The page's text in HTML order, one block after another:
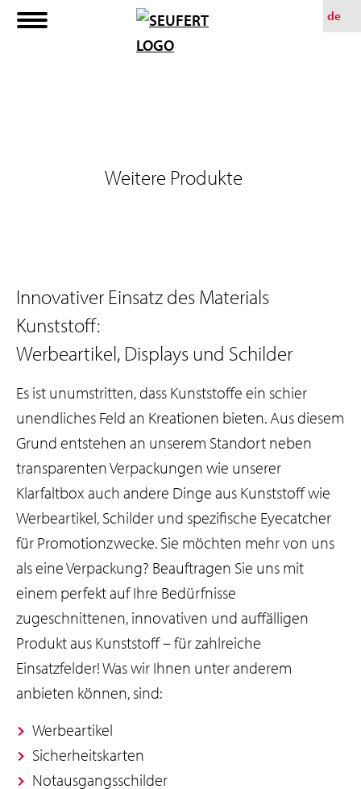
de
Weitere Produkte
Innovativer Einsatz des Materials
Kunststoff:
Werbeartikel, Displays und Schilder
Es ist unumstritten, dass Kunststoffe ein schier
unendliches Feld an Kreationen bieten. Aus diesem
Grund entstehen an unserem Standort neben
transparenten Verpackungen wie unserer
Klarfaltbox auch andere Dinge aus Kunststoff wie
Werbeartikel, Schilder und spezifische Eyecatcher
für Promotionzwecke. Sie möchten mehr von uns
als eine Verpackung? Beauftragen Sie uns mit
einem perfekt auf Ihre Bedürfnisse
zugeschnittenen, innovativen und auffälligen
Produkt aus Kunststoff – für zahlreiche
Einsatzfelder! Was wir Ihnen unter anderem
anbieten können, sind:
Werbeartikel
Sicherheitskarten
Notausgangsschilder